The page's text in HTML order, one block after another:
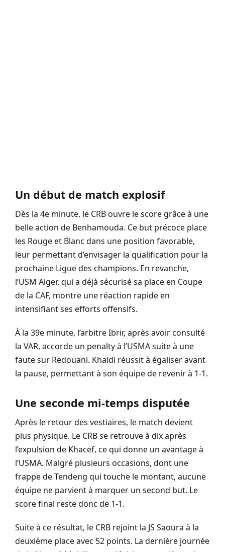
Un début de match explosif
Dès la 4e minute, le CRB ouvre le score grâce à une
belle action de Benhamouda. Ce but précoce place
les Rouge et Blanc dans une position favorable,
leur permettant d’envisager la qualification pour la
prochaine Ligue des champions. En revanche,
l’USM Alger, qui a déjà sécurisé sa place en Coupe
de la CAF, montre une réaction rapide en
intensifiant ses efforts offensifs.
À la 39e minute, l’arbitre Ibrir, après avoir consulté
la VAR, accorde un penalty à l’USMA suite à une
faute sur Redouani. Khaldi réussit à égaliser avant
la pause, permettant à son équipe de revenir à 1-1.
Une seconde mi-temps disputée
Après le retour des vestiaires, le match devient
plus physique. Le CRB se retrouve à dix après
l’expulsion de Khacef, ce qui donne un avantage à
l’USMA. Malgré plusieurs occasions, dont une
frappe de Tendeng qui touche le montant, aucune
équipe ne parvient à marquer un second but. Le
score final reste donc de 1-1.
Suite à ce résultat, le CRB rejoint la JS Saoura à la
deuxième place avec 52 points. La dernière journée